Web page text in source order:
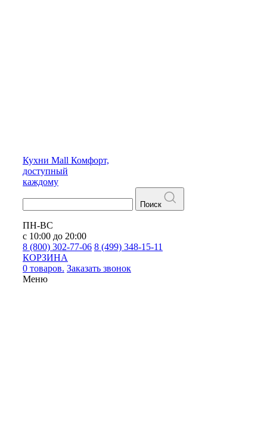
Кухни Mall Комфорт,
доступный
каждому
Поиск
ПН-ВС
с 10:00 до 20:00
8 (800) 302-77-06 8 (499) 348-15-11
КОРЗИНА
0 товаров. Заказать звонок
Меню